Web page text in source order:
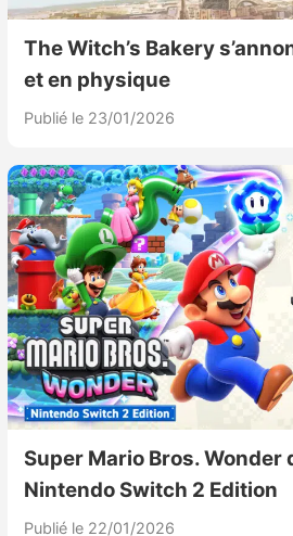
Autres tests
Previews
Précommandes jeux
Sorties de jeux
Bons plans
Guides
The Witch’s Bakery
et en physique
Publié le 23/01/2026
Super Mario Bros. Wonder
Nintendo Switch 2 Edition
Publié le 22/01/2026